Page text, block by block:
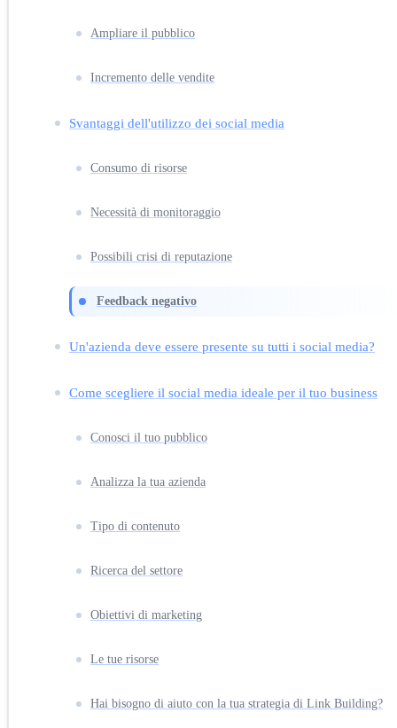
Ampliare il pubblico
Incremento delle vendite
Svantaggi dell'utilizzo dei social media
Consumo di risorse
Necessità di monitoraggio
Possibili crisi di reputazione
Feedback negativo
Un'azienda deve essere presente su tutti i social media?
Come scegliere il social media ideale per il tuo business
Conosci il tuo pubblico
Analizza la tua azienda
Tipo di contenuto
Ricerca del settore
Obiettivi di marketing
Le tue risorse
Hai bisogno di aiuto con la tua strategia di Link Building?